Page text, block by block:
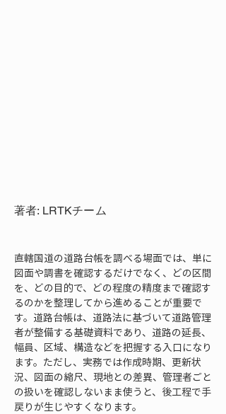
著者: LRTKチーム
直轄国道の道路台帳を調べる場面では、単に
図面や調書を確認するだけでなく、どの区間
を、どの目的で、どの程度の精度まで確認す
るのかを整理してから進めることが重要で
す。道路台帳は、道路法に基づいて道路管理
者が整備する基礎資料であり、道路の延長、
幅員、区域、構造などを把握する入口になり
ます。ただし、実務では作成時期、更新状
況、図面の縮尺、現地との差異、管理者ごと
の扱いを確認しないまま使うと、後工程で手
戻りが生じやすくなります。